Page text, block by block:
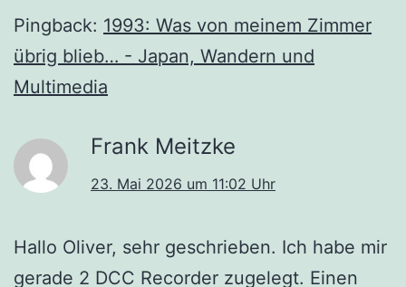
Pingback: 1993: Was von meinem Zimmer
übrig blieb… - Japan, Wandern und
Multimedia
Frank Meitzke
23. Mai 2026 um 11:02 Uhr
Hallo Oliver, sehr geschrieben. Ich habe mir
gerade 2 DCC Recorder zugelegt. Einen